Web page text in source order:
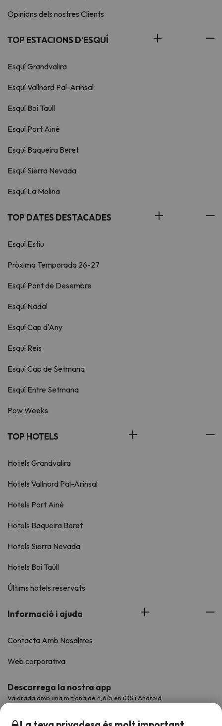
Opinions dels nostres Clients
TOP ESTACIONS D'ESQUÍ
Esquí Grandvalira
Esquí Vallnord Pal-Arinsal
Esquí Boí Taüll
Esquí Port Ainé
Esquí Baqueira Beret
Esquí Sierra Nevada
Esquí La Molina
TOP DATES DESTACADES
Esquí Estiu
Pròxima Temporada 26-27
Esquí Pont de Desembre
Esquí Nadal
Esquí Cap d'Any
Esquí Reis
Esquí Cap de Setmana
Esquí Entre Setmana
Pow Weeks
TOP HOTELS
Hotels Grandvalira
Hotels Vallnord Pal-Arinsal
Hotels Port Ainé
Hotels Baqueira Beret
Hotels Sierra Nevada
Hotels Boí Taüll
Últims hotels reservats
Informació i ajuda
Contacta Amb Nosaltres
Web corporativa
Descarrega la nostra app
Valorada amb una mitjana de 4,6/5 en iOS i Android.